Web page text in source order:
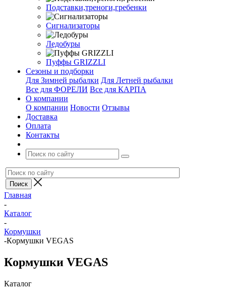
Подставки,треноги,гребенки
Сигнализаторы
Ледобуры
Пуффы GRIZZLI
Сезоны и подборки
Для Зимней рыбалки Для Летней рыбалки
Все для ФОРЕЛИ Все для КАРПА
О компании
О компании Новости Отзывы
Доставка
Оплата
Контакты
Главная
-
Каталог
-
Кормушки
-Кoрмушки VEGAS
Кoрмушки VEGAS
Каталог